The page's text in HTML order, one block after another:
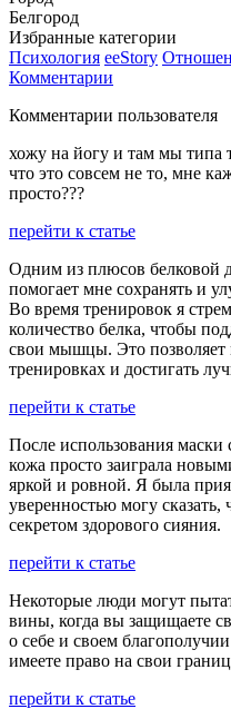
Белгород
Избранные категории
Психология ееStory
Комментарии
Комментарии пользователя
хожу на йогу и там мы типа
что это совсем не то, мне
просто???
перейти к статье
Одним из плюсов белковой
помогает мне сохранять и
Во время тренировок я
количество белка, чтобы
свои мышцы. Это позволяет
тренировках и достигать
перейти к статье
После использования
кожа просто заиграла
яркой и ровной. Я была
уверенностью могу сказать,
секретом здорового сияния.
перейти к статье
Некоторые люди могут
вины, когда вы защищаете
о себе и своем
имеете право на свои
перейти к статье